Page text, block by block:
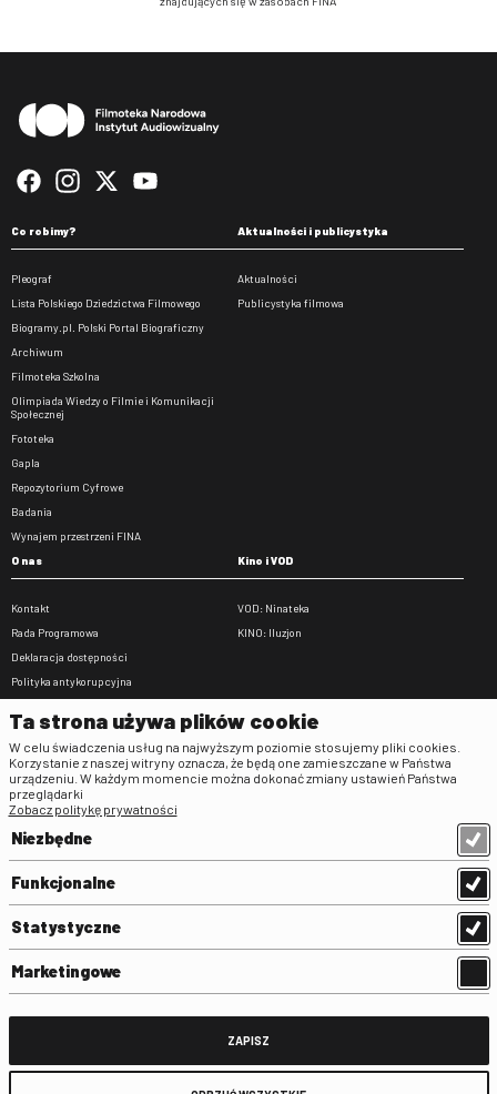
Co robimy?
Pleograf
Lista Polskiego Dziedzictwa Filmowego
Biogramy.pl. Polski Portal Biograficzny
Archiwum
Filmoteka Szkolna
Olimpiada Wiedzy o Filmie i Komunikacji
Społecznej
Fototeka
Gapla
Repozytorium Cyfrowe
Badania
Wynajem przestrzeni FINA
Aktualności i publicystyka
Aktualności
Publicystyka filmowa
O nas
Kontakt
Rada Programowa
Deklaracja dostępności
Polityka antykorupcyjna
Zamówienia publiczne
Praca w FINA
Kino i VOD
VOD: Ninateka
KINO: Iluzjon
Regulaminy
Klauzula informacyjna RODO
Regulamin użytkowania parkingu
Standardy ochrony małoletnich
Regulamin kina Iluzjon
Ta strona używa plików cookie
W celu świadczenia usług na najwyższym poziomie stosujemy pliki cookies.
Korzystanie z naszej witryny oznacza, że będą one zamieszczane w Państwa
urządzeniu. W każdym momencie można dokonać zmiany ustawień Państwa
przeglądarki
Zobacz politykę prywatności
Niezbędne
Funkcjonalne
Statystyczne
Marketingowe
ZAPISZ